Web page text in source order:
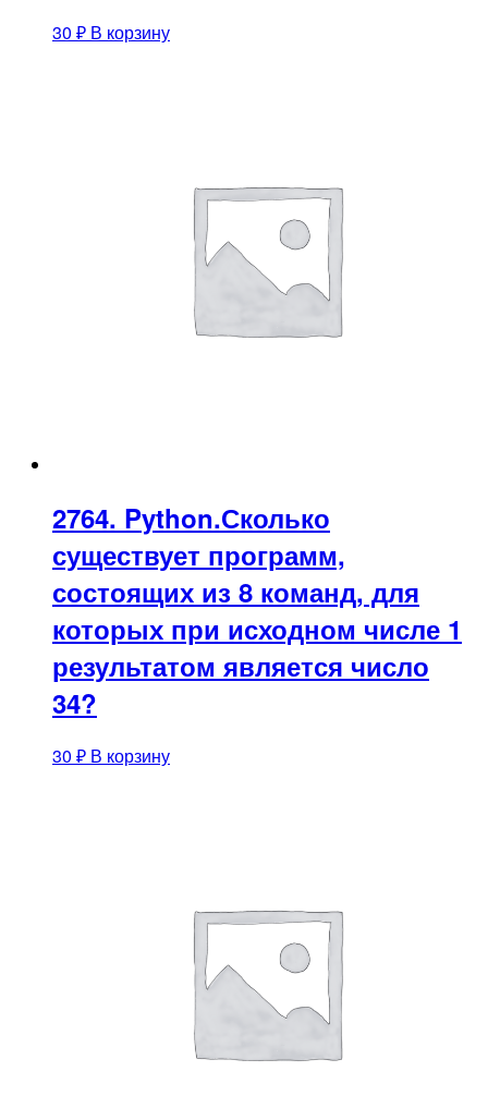
30 ₽ В корзину
2764. Python.Сколько
существует программ,
состоящих из 8 команд, для
которых при исходном числе 1
результатом является число
34?
30 ₽ В корзину